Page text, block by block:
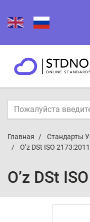
Главная Стандарты
O’z DSt ISO 2173:2011
O’z DSt